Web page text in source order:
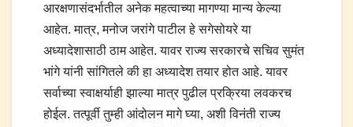
आरक्षणासंदर्भातील अनेक महत्वाच्या मागण्या मान्य केल्या
आहेत. मात्र, मनोज जरांगे पाटील हे सगेसोयरे या
अध्यादेशासाठी ठाम आहेत. यावर राज्य सरकारचे सचिव सुमंत
भांगे यांनी सांगितले की हा अध्यादेश तयार होत आहे. यावर
सर्वाच्या स्वाक्षर्याही झाल्या मात्र पुढील प्रक्रिया लवकरच
होईल. तत्पूर्वी तुम्ही आंदोलन मागे घ्या, अशी विनंती राज्य